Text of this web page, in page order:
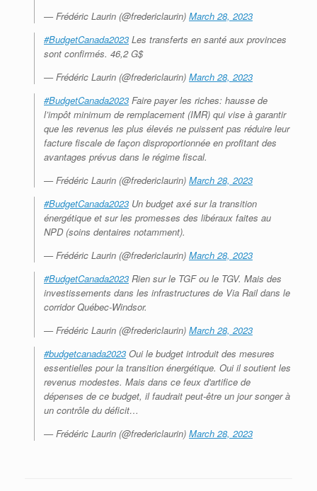
— Frédéric Laurin (@fredericlaurin) March 28, 2023
#BudgetCanada2023 Les transferts en santé aux provinces
sont confirmés. 46,2 G$
— Frédéric Laurin (@fredericlaurin) March 28, 2023
#BudgetCanada2023 Faire payer les riches: hausse de
l’impôt minimum de remplacement (IMR) qui vise à garantir
que les revenus les plus élevés ne puissent pas réduire leur
facture fiscale de façon disproportionnée en profitant des
avantages prévus dans le régime fiscal.
— Frédéric Laurin (@fredericlaurin) March 28, 2023
#BudgetCanada2023 Un budget axé sur la transition
énergétique et sur les promesses des libéraux faites au
NPD (soins dentaires notamment).
— Frédéric Laurin (@fredericlaurin) March 28, 2023
#BudgetCanada2023 Rien sur le TGF ou le TGV. Mais des
investissements dans les infrastructures de Via Rail dans le
corridor Québec-Windsor.
— Frédéric Laurin (@fredericlaurin) March 28, 2023
#budgetcanada2023 Oui le budget introduit des mesures
essentielles pour la transition énergétique. Oui il soutient les
revenus modestes. Mais dans ce feux d'artifice de
dépenses de ce budget, il faudrait peut-être un jour songer à
un contrôle du déficit…
— Frédéric Laurin (@fredericlaurin) March 28, 2023